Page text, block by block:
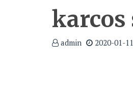
karcos
admin 2020-01-11